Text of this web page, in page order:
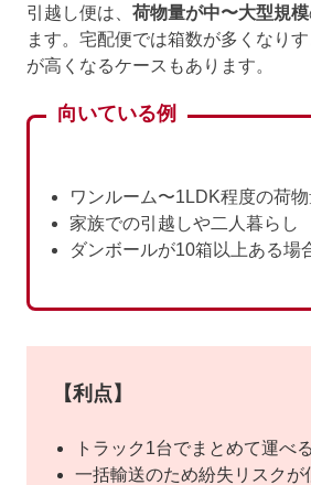
引越し便は、 荷物量が中〜大型規模
ます。宅配便では箱数が多くなり
が高くなるケースもあります。
向いている例
ワンルーム〜1LDK程度の荷
家族での引越しや二人暮らし
ダンボールが10箱以上ある場
【利点】
トラック1台でまとめて運べ
一括輸送のため紛失リスクが